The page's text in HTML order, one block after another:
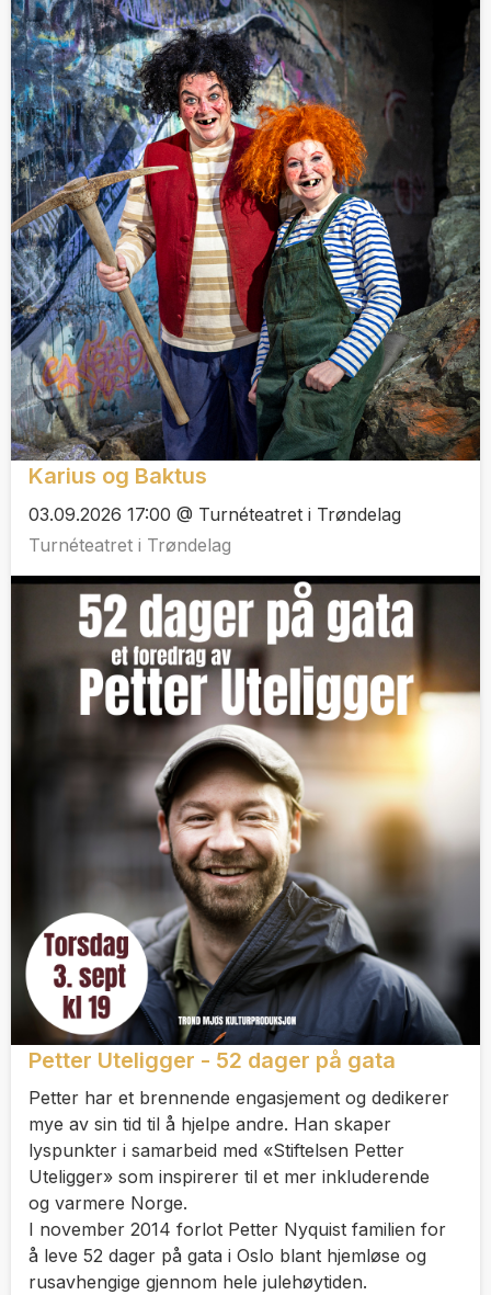
Karius og Baktus
03.09.2026 17:00 @ Turnéteatret i Trøndelag
Turnéteatret i Trøndelag
Petter Uteligger - 52 dager på gata
Petter har et brennende engasjement og dedikerer
mye av sin tid til å hjelpe andre. Han skaper
lyspunkter i samarbeid med «Stiftelsen Petter
Uteligger» som inspirerer til et mer inkluderende
og varmere Norge.
I november 2014 forlot Petter Nyquist familien for
å leve 52 dager på gata i Oslo blant hjemløse og
rusavhengige gjennom hele julehøytiden.